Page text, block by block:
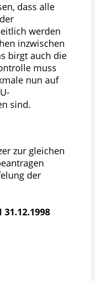
dass alle
werden
inzwischen
birgt auch die
muss
nun auf
sind.
zur gleichen
der
31.12.1998